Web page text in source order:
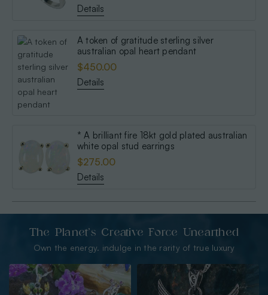
Details
A token of gratitude sterling silver
australian opal heart pendant
$450.00
Details
* A brilliant fire 18kt gold plated australian
white opal stud earrings
$275.00
Details
The Planet’s Creative Force Unearthed
Own the energy. indulge in the rarity of true luxury